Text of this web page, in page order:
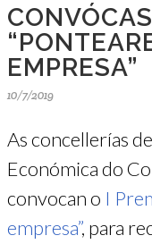
EMPRESA”
10/7/2019
As concellerías
Económica do
convocan o I
empresa”, para